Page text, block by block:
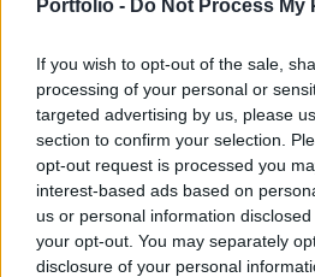
Portfolio - Do Not Process
If you wish to opt-out of the sale,
processing of your personal or
targeted advertising by us, please
section to confirm your selection.
opt-out request is processed you
interest-based ads based on
us or personal information
your opt-out. You may separately
disclosure of your personal
Portfolio Investment Day
Investment Day 2026, ahol a piac
keressük a választ a befektetőket
kérdésekre. Meddig tarthat az AI-
következő évek nyertesei, mire
kötvény-, nyersanyag- és
érdemes portfóliót építeni egy